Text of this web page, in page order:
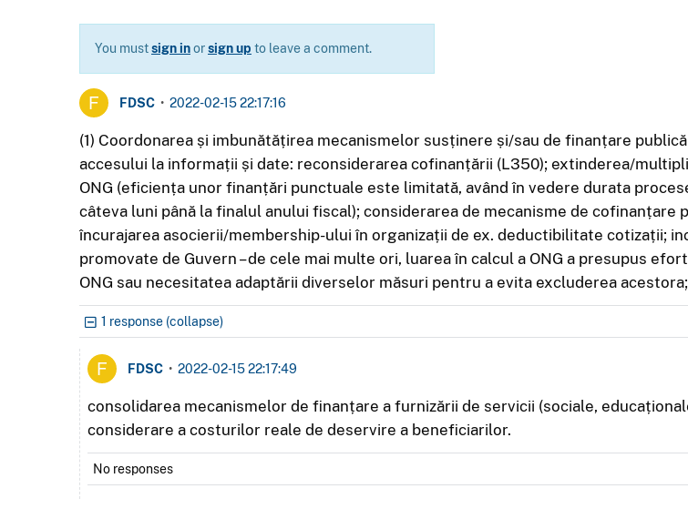
You mustsign inorsign up to leave a comment.
FDSC • 2022-02-15 22:17:16
(1) Coordonarea și imbunătățirea mecanismelor susținere și/sau de finanțare
accesului la informații și date: reconsiderarea cofinanțării (L350); extinderea/
ONG (eficiența unor finanțări punctuale este limitată, având în vedere durata
câteva luni până la finalul anului fiscal); considerarea de mecanisme de
încurajarea asocierii/membership-ului în organizații de ex. deductibilitate cotizații;
promovate de Guvern – de cele mai multe ori, luarea în calcul a ONG a presupus
ONG sau necesitatea adaptării diverselor măsuri pentru a evita excluderea acestora;
1 response (collapse)
FDSC • 2022-02-15 22:17:49
consolidarea mecanismelor de finanțare a furnizării de servicii (sociale,
considerare a costurilor reale de deservire a beneficiarilor.
No responses